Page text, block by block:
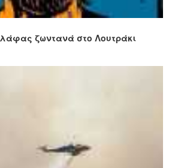
ζωντανά στο Λουτράκι